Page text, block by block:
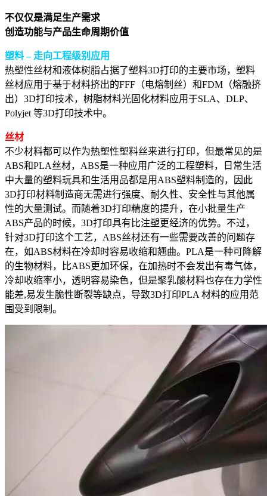
不仅仅是满足生产需求
创造功能与产品生命周期价值
塑料 – 走向工程级别应用
热塑性丝材和液体树脂占据了塑料3D打印的主要市场，塑料
丝材应用于基于材料挤出的FFF（电熔制丝）和FDM（熔融挤
出）3D打印技术，树脂材料光固化材料应用于SLA、DLP、
Polyjet 等3D打印技术中。
丝材
不少材料都可以作为热塑性塑料丝来进行打印，但最常见的是
ABS和PLA丝材，ABS是一种应用广泛的工程塑料，日常生活
中大量的塑料玩具和生活用品都是用ABS塑料制造的，因此
3D打印材料制造商无需进行强度、耐久性、安全性与其他属
性的大量测试。而随着3D打印精度的提升，在小批量生产
ABS产品的时候，3D打印具有比注塑更经济的优势。不过，
针对3D打印这个工艺，ABS丝材还有一些需要改善的问题存
在，如ABS材料在冷却时容易收缩和翘曲。PLA是一种可降解
的生物材料，比ABS更加环保，在加热时不会发出有毒气体，
冷却收缩率小，透明容易染色，但是聚乳酸材料也存在力学性
能差,易发生脆性断裂等缺点，导致3D打印PLA 材料的应用范
围受到限制。